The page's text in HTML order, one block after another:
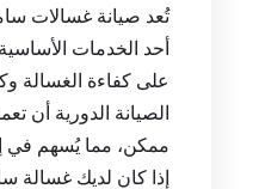
تُعد صيانة غسالات
أحد الخدمات
على كفاءة الغسالة
الصيانة الدورية
ممكن، مما يُسهم في
إذا كان لديك غسالة